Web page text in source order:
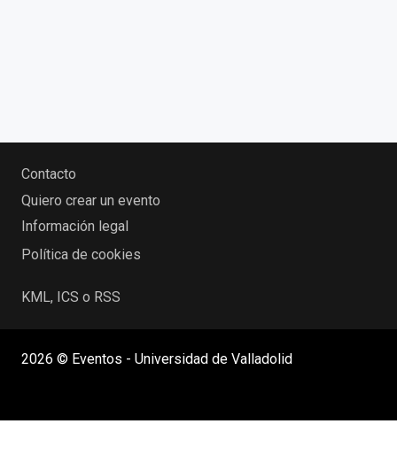
Contacto
Quiero crear un evento
Información legal
Política de cookies
KML, ICS o RSS
2026 © Eventos - Universidad de Valladolid